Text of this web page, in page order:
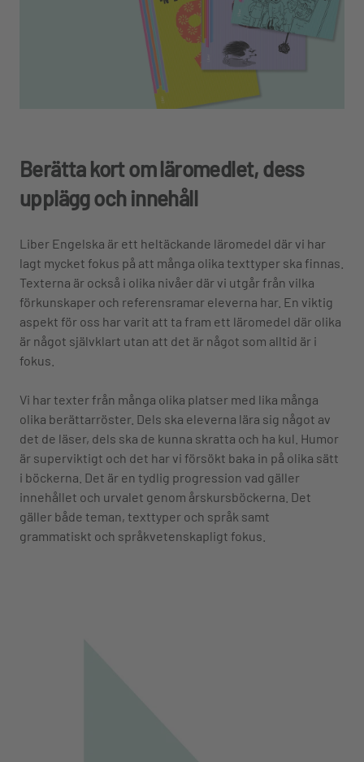
Berätta kort om läromedlet, dess
upplägg och innehåll
Liber Engelska är ett heltäckande läromedel där vi har
lagt mycket fokus på att många olika texttyper ska finnas.
Texterna är också i olika nivåer där vi utgår från vilka
förkunskaper och referensramar eleverna har. En viktig
aspekt för oss har varit att ta fram ett läromedel där olika
är något självklart utan att det är något som alltid är i
fokus.
Vi har texter från många olika platser med lika många
olika berättarröster. Dels ska eleverna lära sig något av
det de läser, dels ska de kunna skratta och ha kul. Humor
är superviktigt och det har vi försökt baka in på olika sätt
i böckerna. Det är en tydlig progression vad gäller
innehållet och urvalet genom årskursböckerna. Det
gäller både teman, texttyper och språk samt
grammatiskt och språkvetenskapligt fokus.